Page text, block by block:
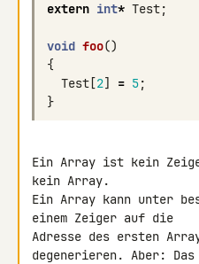
extern int* Test;
void foo()
{
Test [2] = 5;
}
Ein Array ist kein
kein Array.
Ein Array kann unter
einem Zeiger auf die
Adresse des ersten
degenerieren. Aber: